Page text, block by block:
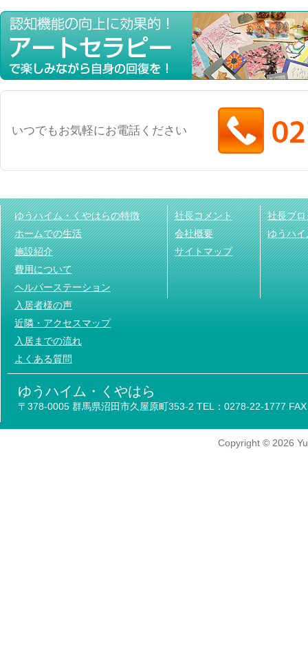
いつでもお気軽にお電話ください
ゆうハイム・くやはらの特徴
ホームでの生活
施設紹介
費用について
ヘルパーステーション
入居者様の声
近隣・アクセスマップ
入居までの流れ
よくある質問
社長コメント
会社概要
サイトマップ
社長ブロ
ゆうハ
ゆうハイム・くやはら
〒378-0005 群馬県沼田市久屋原町353-2 TEL：0278-22-1777
Copyright © 2026